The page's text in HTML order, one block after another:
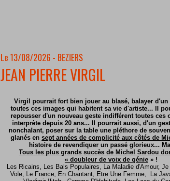
Le 13/08/2026 - BEZIERS
JEAN PIERRE VIRGIL
Virgil pourrait fort bien jouer au blasé, balayer d'un
toutes ces images qui habitent sa vie d'artiste... Il
repousser d'un nouveau geste indifférent toutes ces
interprète depuis 20 ans... Il pourrait aussi, d'un
nonchalant, poser sur la table une pléthore de
glanés en sept années de complicité aux côtés de
histoire de revendiquer un passé glorieux...
Tous les plus grands succès de Michel Sardou
« doubleur de voix de génie » !
Les Ricains, Les Bals Populaires, La Maladie d'Amour,
Vole, Le France, En Chantant, Etre Une Femme, La